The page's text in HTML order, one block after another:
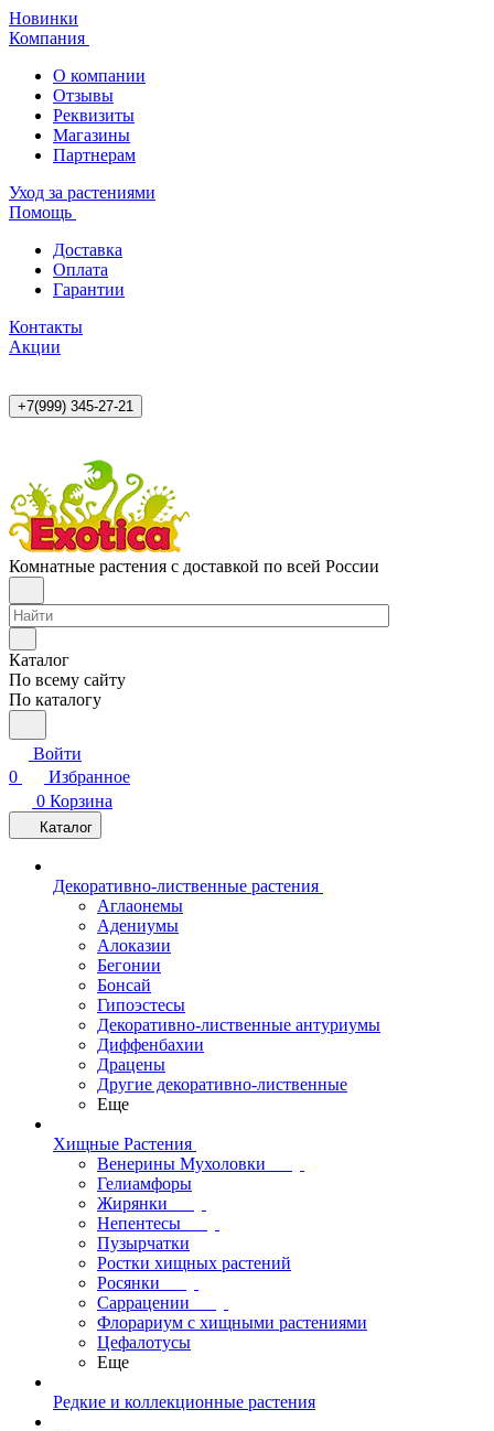
Новинки
Компания
О компании
Отзывы
Реквизиты
Магазины
Партнерам
Уход за растениями
Помощь
Доставка
Оплата
Гарантии
Контакты
Акции
+7(999) 345-27-21
Комнатные растения с доставкой по всей России
Каталог
По всему сайту
По каталогу
Войти
0
Избранное
0 Корзина
Каталог
Декоративно-лиственные растения
Аглаонемы
Адениумы
Алоказии
Бегонии
Бонсай
Гипоэстесы
Декоративно-лиственные антуриумы
Диффенбахии
Драцены
Другие декоративно-лиственные
Еще
Хищные Растения
Венерины Мухоловки
Гелиамфоры
Жирянки
Непентесы
Пузырчатки
Ростки хищных растений
Росянки
Саррацении
Флорариум с хищными растениями
Цефалотусы
Еще
Редкие и коллекционные растения